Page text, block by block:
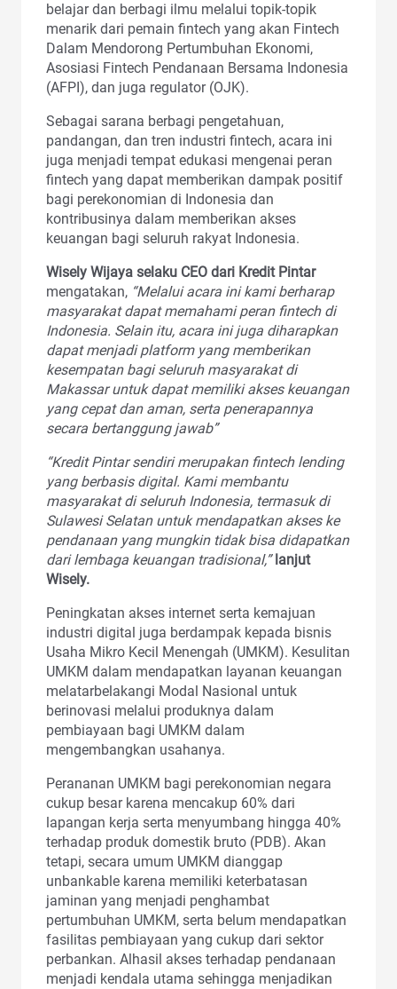
belajar dan berbagi ilmu melalui topik-topik
menarik dari pemain fintech yang akan Fintech
Dalam Mendorong Pertumbuhan Ekonomi,
Asosiasi Fintech Pendanaan Bersama Indonesia
(AFPI), dan juga regulator (OJK).
Sebagai sarana berbagi pengetahuan,
pandangan, dan tren industri fintech, acara ini
juga menjadi tempat edukasi mengenai peran
fintech yang dapat memberikan dampak positif
bagi perekonomian di Indonesia dan
kontribusinya dalam memberikan akses
keuangan bagi seluruh rakyat Indonesia.
Wisely Wijaya selaku CEO dari Kredit Pintar
mengatakan, “Melalui acara ini kami berharap
masyarakat dapat memahami peran fintech di
Indonesia. Selain itu, acara ini juga diharapkan
dapat menjadi platform yang memberikan
kesempatan bagi seluruh masyarakat di
Makassar untuk dapat memiliki akses keuangan
yang cepat dan aman, serta penerapannya
secara bertanggung jawab”
“Kredit Pintar sendiri merupakan fintech lending
yang berbasis digital. Kami membantu
masyarakat di seluruh Indonesia, termasuk di
Sulawesi Selatan untuk mendapatkan akses ke
pendanaan yang mungkin tidak bisa didapatkan
dari lembaga keuangan tradisional,” lanjut
Wisely.
Peningkatan akses internet serta kemajuan
industri digital juga berdampak kepada bisnis
Usaha Mikro Kecil Menengah (UMKM). Kesulitan
UMKM dalam mendapatkan layanan keuangan
melatarbelakangi Modal Nasional untuk
berinovasi melalui produknya dalam
pembiayaan bagi UMKM dalam
mengembangkan usahanya.
Perananan UMKM bagi perekonomian negara
cukup besar karena mencakup 60% dari
lapangan kerja serta menyumbang hingga 40%
terhadap produk domestik bruto (PDB). Akan
tetapi, secara umum UMKM dianggap
unbankable karena memiliki keterbatasan
jaminan yang menjadi penghambat
pertumbuhan UMKM, serta belum mendapatkan
fasilitas pembiayaan yang cukup dari sektor
perbankan. Alhasil akses terhadap pendanaan
menjadi kendala utama sehingga menjadikan